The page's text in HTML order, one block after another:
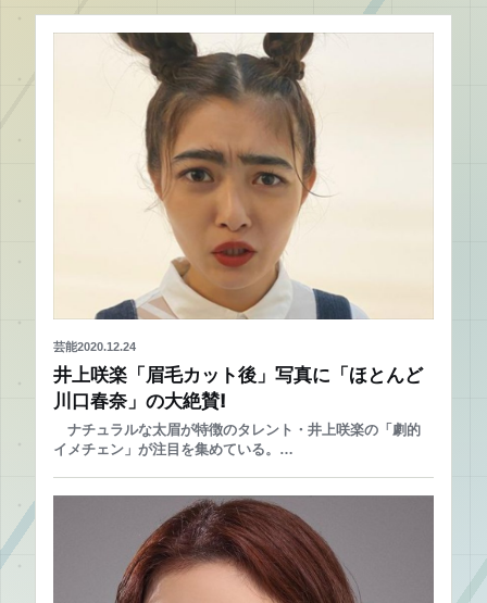
芸能2020.12.24
井上咲楽「眉毛カット後」写真に「ほとんど
川口春奈」の大絶賛!
ナチュラルな太眉が特徴のタレント・井上咲楽の「劇的
イメチェン」が注目を集めている。…